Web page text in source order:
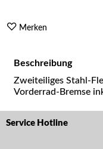
Merken
Beschreibung
Zweiteiliges Stahl-
Vorderrad-Bremse
Service Hotline